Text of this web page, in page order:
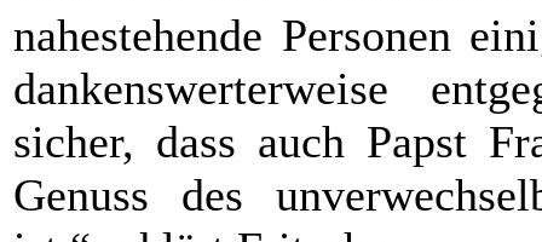
nahestehende Personen
dankenswerterweise
sicher, dass auch Papst
Genuss des